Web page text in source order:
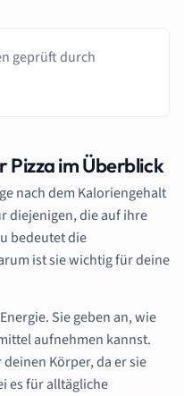
geprüft durch
Pizza im Überblick
nach dem Kaloriengehalt
diejenigen, die auf ihre
bedeutet die
ist sie wichtig für deine
Sie geben an, wie
aufnehmen kannst.
Körper, da er sie
es für alltägliche